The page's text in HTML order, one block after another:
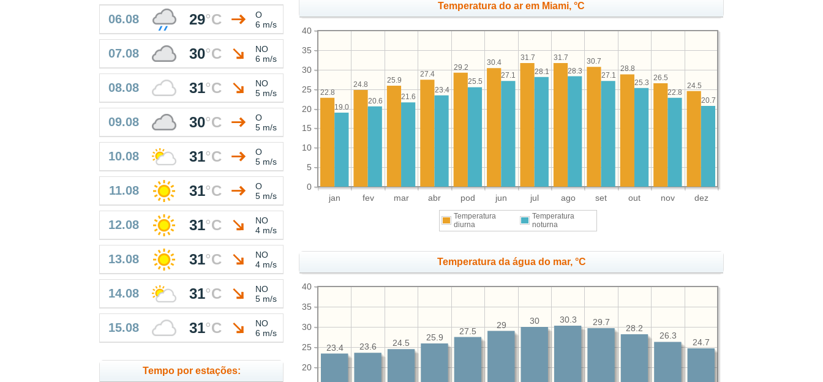
Temperatura do ar em Miami, °C
jan fev mar abr pod jun jul ago set out nov dez
0
5
10
15
20
25
30
35
40
24.5
26.5
28.8
30.7
31.7
31.7
30.4
29.2
27.4
25.9
24.8
22.8
20.7
22.8
25.3
27.1
28.3
28.1
27.1
25.5
23.4
21.6
20.6
19.0
Temperatura
diurna
Temperatura
noturna
Temperatura da água do mar, °C
20
25
30
35
40
24.7
26.3
28.2
29.7
30.3
30
29
27.5
25.9
24.5
23.6
23.4
06.08 29°C
O
6 m/s
07.08 30°C
NO
6 m/s
08.08 31°C
NO
5 m/s
09.08 30°C
O
5 m/s
10.08 31°C
O
5 m/s
11.08 31°C
O
5 m/s
12.08 31°C
NO
4 m/s
13.08 31°C
NO
4 m/s
14.08 31°C
NO
5 m/s
15.08 31°C
NO
6 m/s
Tempo por estações: